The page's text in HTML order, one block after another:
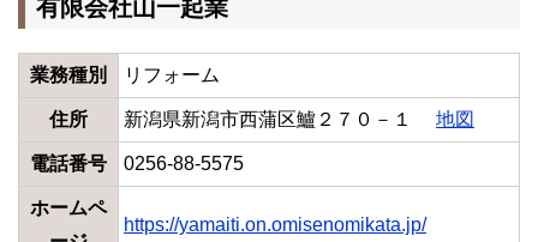
有限会社山一起業
業務種別 リフォーム
住所 新潟県新潟市西蒲区鱸２７０－１ 地図
電話番号 0256-88-5575
ホームペ
https://yamaiti.on.omisenomikata.jp/